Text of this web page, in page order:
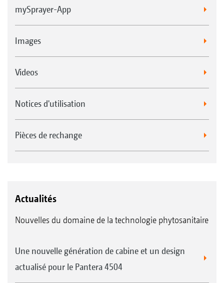
mySprayer-App
Images
Videos
Notices d'utilisation
Pièces de rechange
Actualités
Nouvelles du domaine de la technologie phytosanitaire
Une nouvelle génération de cabine et un design
actualisé pour le Pantera 4504